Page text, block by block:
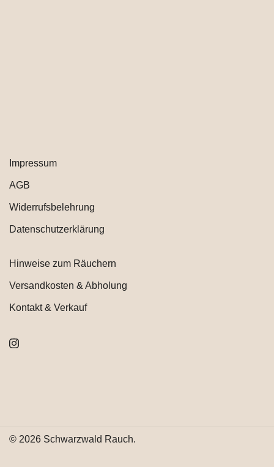
Impressum
AGB
Widerrufsbelehrung
Datenschutzerklärung
Hinweise zum Räuchern
Versandkosten & Abholung
Kontakt & Verkauf
© 2026 Schwarzwald Rauch.